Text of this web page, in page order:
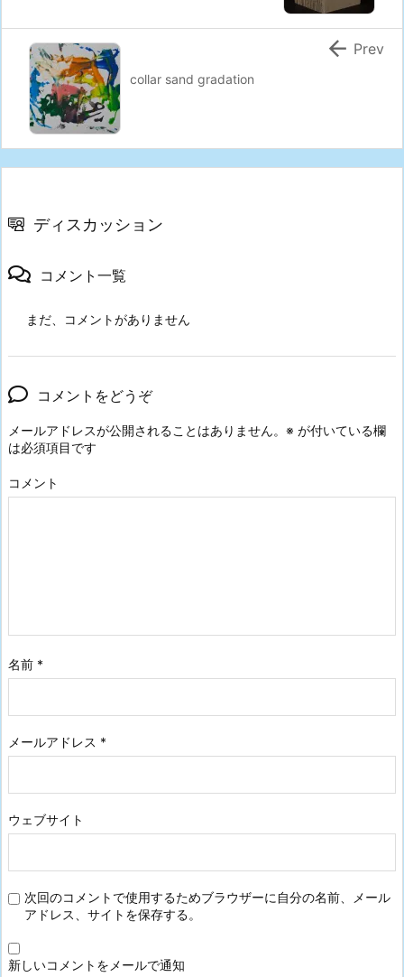
collar sand gradation
 Prev
ディスカッション
コメント一覧
まだ、コメントがありません
コメントをどうぞ
メールアドレスが公開されることはありません。 ※ が付いている欄
は必須項目です
コメント
名前 *
メールアドレス *
ウェブサイト
次回のコメントで使用するためブラウザーに自分の名前、メール
アドレス、サイトを保存する。
新しいコメントをメールで通知